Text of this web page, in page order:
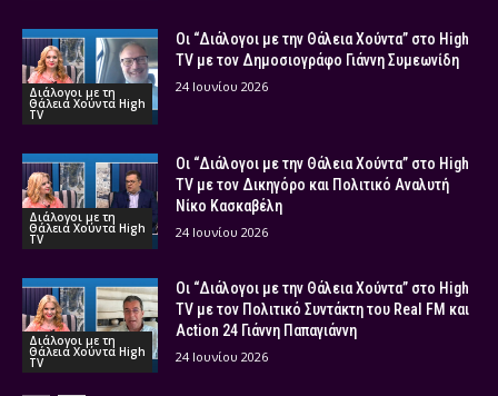
Διάλογοι με τη
Θάλεια Χούντα High
TV
Οι “Διάλογοι με την Θάλεια Χούντα” στο High
TV με τον Δημοσιογράφο Γιάννη Συμεωνίδη
24 Ιουνίου 2026
Διάλογοι με τη
Θάλεια Χούντα High
TV
Οι “Διάλογοι με την Θάλεια Χούντα” στο High
TV με τον Δικηγόρο και Πολιτικό Αναλυτή
Νίκο Κασκαβέλη
24 Ιουνίου 2026
Διάλογοι με τη
Θάλεια Χούντα High
TV
Οι “Διάλογοι με την Θάλεια Χούντα” στο High
TV με τον Πολιτικό Συντάκτη του Real FM και
Action 24 Γιάννη Παπαγιάννη
24 Ιουνίου 2026